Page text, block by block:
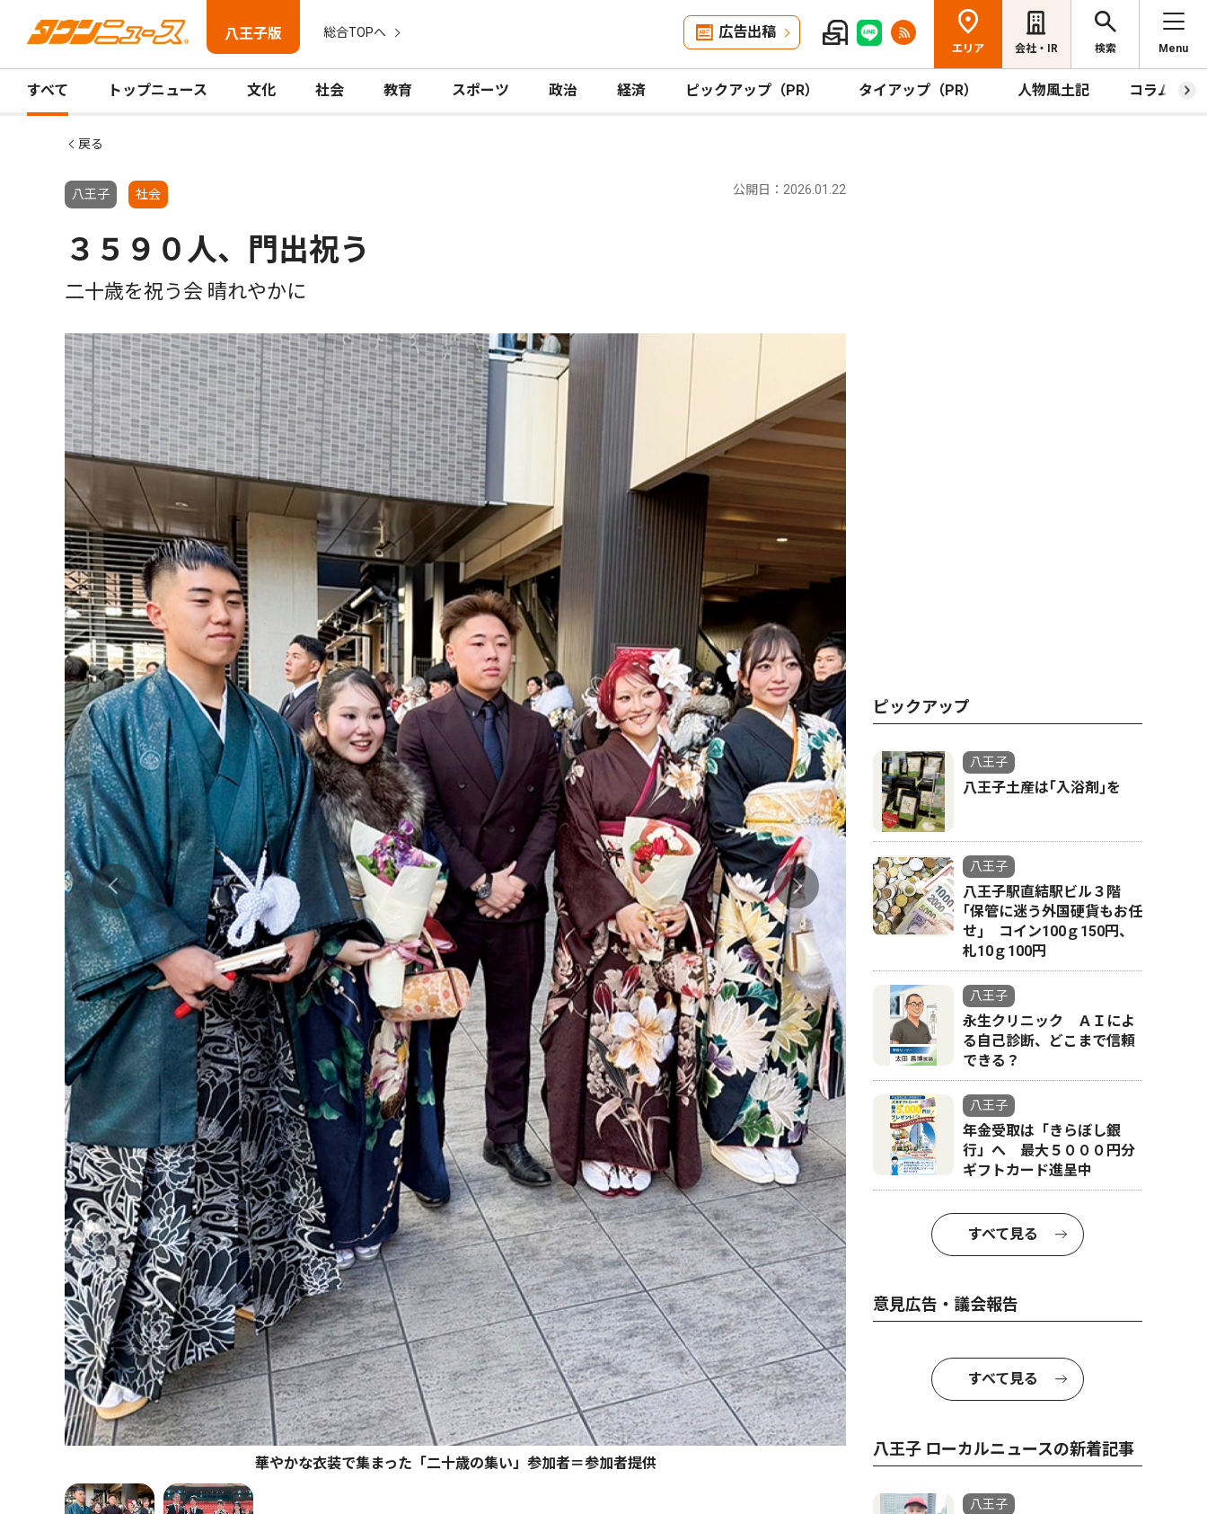
八王子版 総合TOPへ 広告出稿
エリア 会社・IR 検索 Menu
すべて トップニュース 文化 社会 教育 スポーツ 政治 経済 ピックアップ（PR） タイアップ（PR） 人物風土記 コラム
戻る
八王子 社会 公開日：2026.01.22
３５９０人、門出祝う
二十歳を祝う会 晴れやかに
華やかな衣装で集まった「二十歳の集い」参加者＝参加者提供
実行委の
ピックアップ
八王子
八王子土産は｢入浴剤｣を
八王子
八王子駅直結駅ビル３階
｢保管に迷う外国硬貨もお任
せ｣ コイン100ｇ150円、
札10ｇ100円
八王子
永生クリニック ＡＩによ
る自己診断、どこまで信頼
できる？
八王子
年金受取は「きらぼし銀
行」へ 最大５０００円分
ギフトカード進呈中
すべて見る
意見広告・議会報告
すべて見る
八王子 ローカルニュースの新着記事
八王子